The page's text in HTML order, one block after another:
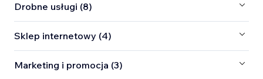
Drobne usługi (8)
Sklep internetowy (4)
Marketing i promocja (3)